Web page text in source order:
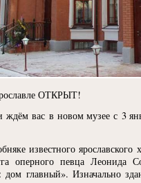
ОТКРЫТ!
вас в новом музее с 3
известного
оперного певца Леонида
дом главный». Изначально